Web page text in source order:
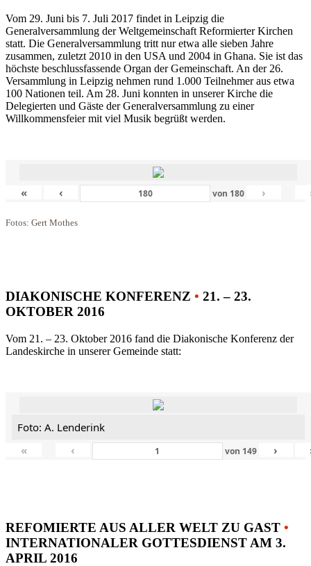
Vom 29. Juni bis 7. Juli 2017 findet in Leipzig die
Generalversammlung der Weltgemeinschaft Reformierter Kirchen
statt. Die Generalversammlung tritt nur etwa alle sieben Jahre
zusammen, zuletzt 2010 in den USA und 2004 in Ghana. Sie ist das
höchste beschlussfassende Organ der Gemeinschaft. An der 26.
Versammlung in Leipzig nehmen rund 1.000 Teilnehmer aus etwa
100 Nationen teil. Am 28. Juni konnten in unserer Kirche die
Delegierten und Gäste der Generalversammlung zu einer
Willkommensfeier mit viel Musik begrüßt werden.
« ‹ von 180 ›
Fotos: Gert Mothes
DIAKONISCHE KONFERENZ • 21. – 23.
OKTOBER 2016
Vom 21. – 23. Oktober 2016 fand die Diakonische Konferenz der
Landeskirche in unserer Gemeinde statt:
Foto: A. Lenderink
«
‹ von 149 ›
REFOMIERTE AUS ALLER WELT ZU GAST •
INTERNATIONALER GOTTESDIENST AM 3.
APRIL 2016